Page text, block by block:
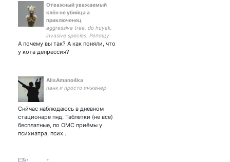
Отважный уважаемый
клён не убийца а
приключенец
aggressive tree. do huyak.
invasive species. Репощу
чужих котов.
А почему вы так? А как поняли, что
у кота депрессия?
AlisAmano4ka
панк и просто инженер
Снйчас наблюдаюсь в дневном
стационаре пнд. Таблетки (не все)
бесплатные, по ОМС приёмы у
психиатра, псих…